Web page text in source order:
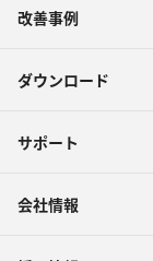
改善事例
ダウンロード
サポート
会社情報